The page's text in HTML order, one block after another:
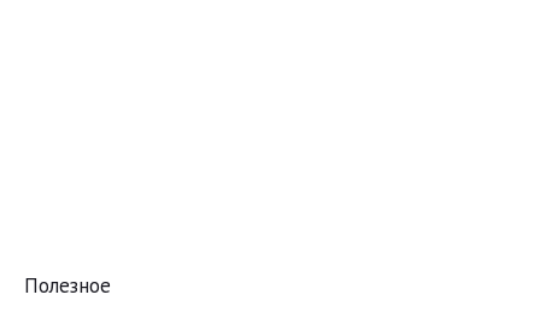
Полезное